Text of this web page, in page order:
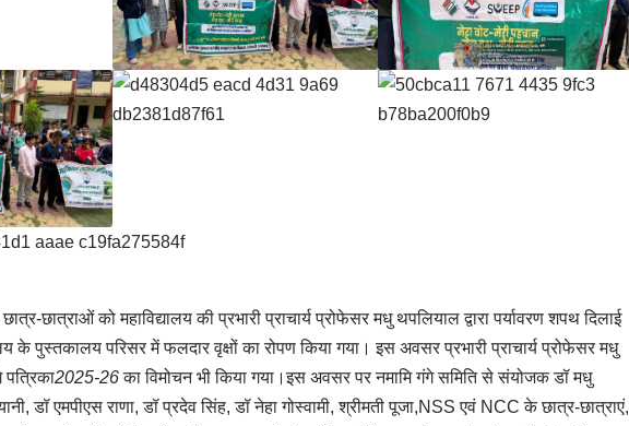
छात्राओं को महाविद्यालय की प्रभारी प्राचार्य प्रोफेसर मधु थपलियाल द्वारा पर्यावरण शपथ दिलाई
के पुस्तकालय परिसर में फलदार वृक्षों का रोपण किया गया। इस अवसर प्रभारी प्राचार्य प्रोफेसर मधु
पत्रिका2025-26का विमोचन भी किया गया।इस अवसर पर नमामि गंगे समिति से संयोजक डॉ मधु
डॉ एमपीएस राणा, डॉ प्रदेव सिंह, डॉ नेहा गोस्वामी, श्रीमती पूजा,NSS एवं NCC के छात्र-छात्राएं,